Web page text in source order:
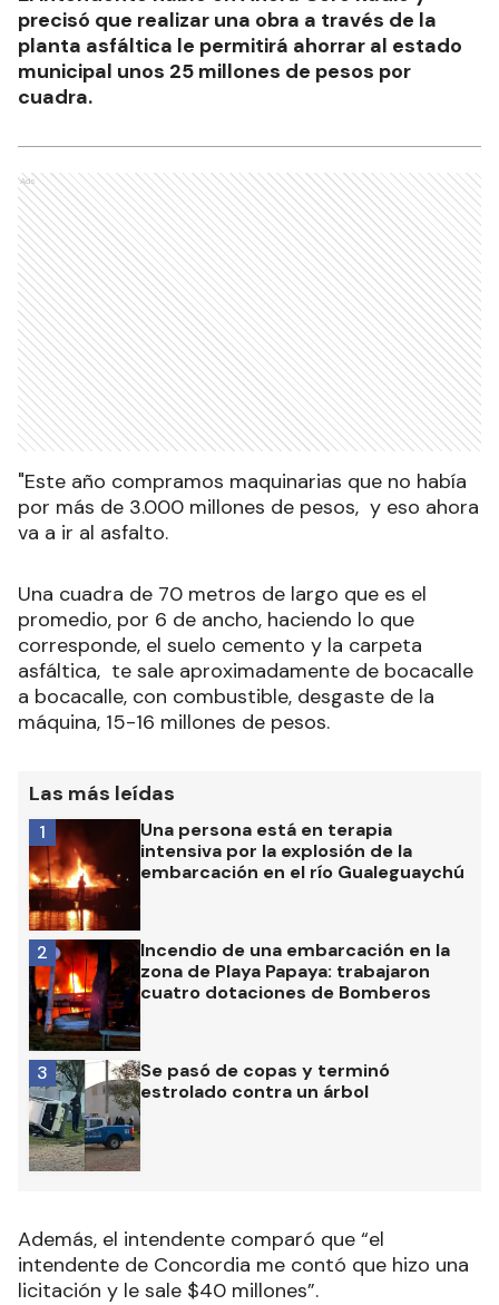
precisó que realizar una obra a través de la
planta asfáltica le permitirá ahorrar al estado
municipal unos 25 millones de pesos por
cuadra.
Ads
"Este año compramos maquinarias que no había
por más de 3.000 millones de pesos, y eso ahora
va a ir al asfalto.
Una cuadra de 70 metros de largo que es el
promedio, por 6 de ancho, haciendo lo que
corresponde, el suelo cemento y la carpeta
asfáltica, te sale aproximadamente de bocacalle
a bocacalle, con combustible, desgaste de la
máquina, 15-16 millones de pesos.
Las más leídas
Una persona está en terapia
intensiva por la explosión de la
embarcación en el río Gualeguaychú
1
Incendio de una embarcación en la
zona de Playa Papaya: trabajaron
cuatro dotaciones de Bomberos
2
Se pasó de copas y terminó
estrolado contra un árbol
3
Además, el intendente comparó que “el
intendente de Concordia me contó que hizo una
licitación y le sale $40 millones”.